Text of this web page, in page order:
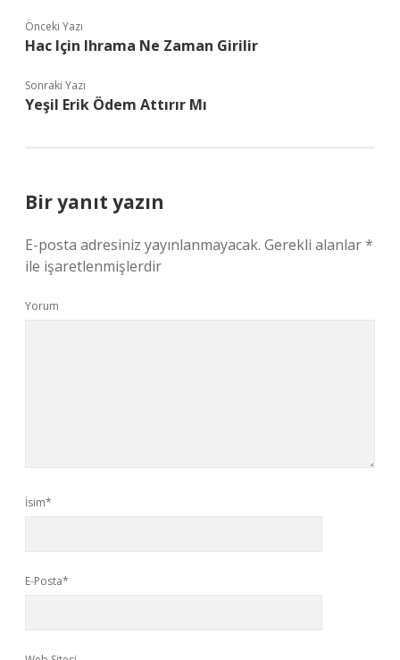
Önceki Yazı
Hac Için Ihrama Ne Zaman Girilir
Sonraki Yazı
Yeşil Erik Ödem Attırır Mı
Bir yanıt yazın
E-posta adresiniz yayınlanmayacak. Gerekli alanlar*
ile işaretlenmişlerdir
Yorum
İsim*
E-Posta*